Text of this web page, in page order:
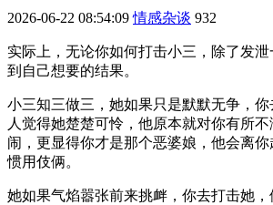
2026-06-22 08:54:09 情感杂谈 932
实际上，无论你如何打击小三，除了发
到自己想要的结果。
小三知三做三，她如果只是默默无争，
人觉得她楚楚可怜，他原本就对你有所
闹，更显得你才是那个恶婆娘，他会离
惯用伎俩。
她如果气焰嚣张前来挑衅，你去打击她